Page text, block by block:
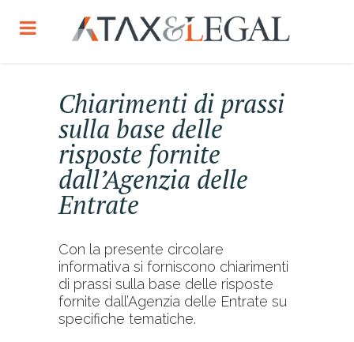
Chiarimenti di prassi
sulla base delle
risposte fornite
dall’Agenzia delle
Entrate
Con la presente circolare
informativa si forniscono chiarimenti
di prassi sulla base delle risposte
fornite dall’Agenzia delle Entrate su
specifiche tematiche.